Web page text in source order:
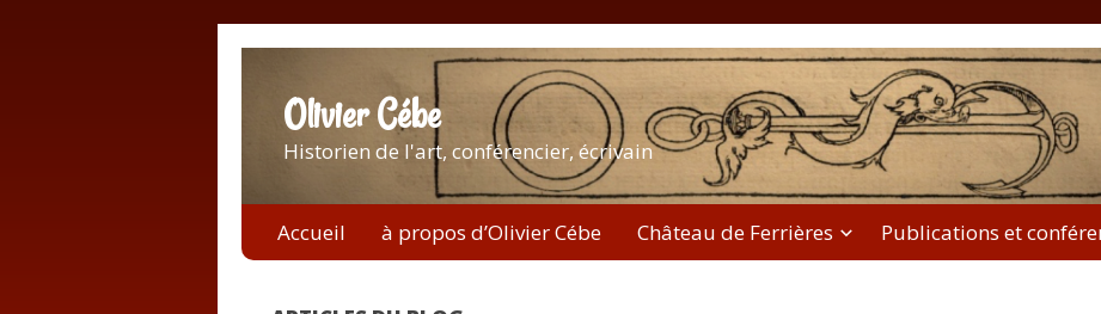
Olivier Cébe
Historien de l'art, conférencier, écrivain
Accueil à propos d’Olivier Cébe Château de Ferrières Publications et